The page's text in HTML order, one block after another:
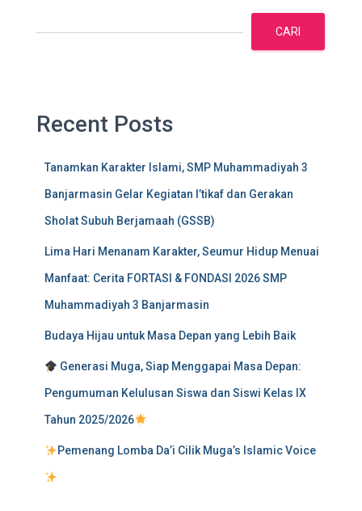
CARI
Recent Posts
Tanamkan Karakter Islami, SMP Muhammadiyah 3
Banjarmasin Gelar Kegiatan I’tikaf dan Gerakan
Sholat Subuh Berjamaah (GSSB)
Lima Hari Menanam Karakter, Seumur Hidup Menuai
Manfaat: Cerita FORTASI & FONDASI 2026 SMP
Muhammadiyah 3 Banjarmasin
Budaya Hijau untuk Masa Depan yang Lebih Baik
Generasi Muga, Siap Menggapai Masa Depan:
Pengumuman Kelulusan Siswa dan Siswi Kelas IX
Tahun 2025/2026
Pemenang Lomba Da’i Cilik Muga’s Islamic Voice